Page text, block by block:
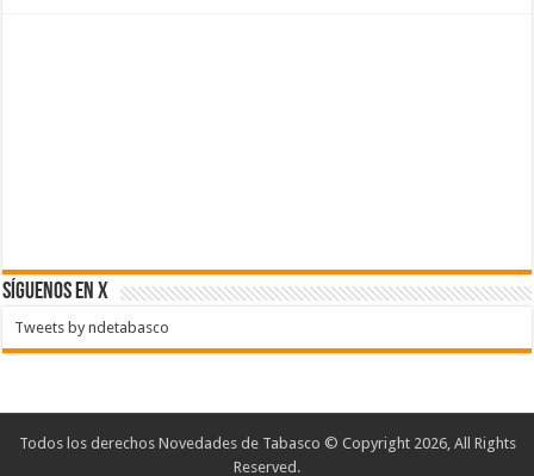
SÍGUENOS EN X
Tweets by ndetabasco
Todos los derechos Novedades de Tabasco © Copyright 2026, All Rights
Reserved.